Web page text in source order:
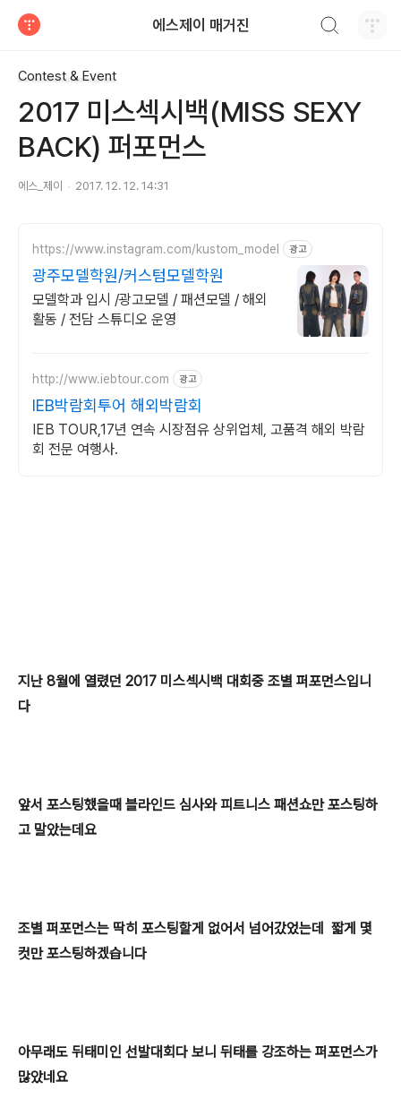
에스제이 매거진
Contest & Event
2017 미스섹시백(MISS SEXY
BACK) 퍼포먼스
에스_제이 2017. 12. 12. 14:31
https://www.instagram.com/kustom_model 광고
광주모델학원/커스텀모델학원
모델학과 입시 /광고모델 / 패션모델 / 해외
활동 / 전담 스튜디오 운영
http://www.iebtour.com 광고
IEB박람회투어 해외박람회
IEB TOUR,17년 연속 시장점유 상위업체, 고품격 해외 박람
회 전문 여행사.
지난 8월에 열렸던 2017 미스섹시백 대회중 조별 퍼포먼스입니
다
앞서 포스팅했을때 블라인드 심사와 피트니스 패션쇼만 포스팅하
고 말았는데요
조별 퍼포먼스는 딱히 포스팅할게 없어서 넘어갔었는데 짧게 몇
컷만 포스팅하겠습니다
아무래도 뒤태미인 선발대회다 보니 뒤태를 강조하는 퍼포먼스가
많았네요